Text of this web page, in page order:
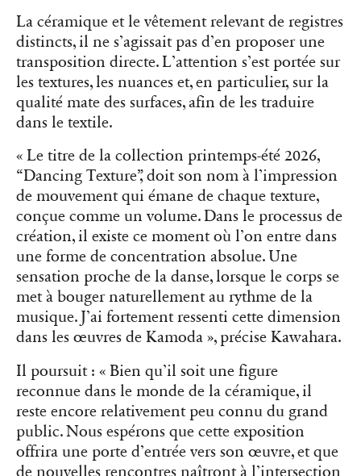
La céramique et le vêtement relevant de registres
distincts, il ne s’agissait pas d’en proposer une
transposition directe. L’attention s’est portée sur
les textures, les nuances et, en particulier, sur la
qualité mate des surfaces, afin de les traduire
dans le textile.
« Le titre de la collection printemps-été 2026,
“Dancing Texture”, doit son nom à l’impression
de mouvement qui émane de chaque texture,
conçue comme un volume. Dans le processus de
création, il existe ce moment où l’on entre dans
une forme de concentration absolue. Une
sensation proche de la danse, lorsque le corps se
met à bouger naturellement au rythme de la
musique. J’ai fortement ressenti cette dimension
dans les œuvres de Kamoda », précise Kawahara.
Il poursuit : « Bien qu’il soit une figure
reconnue dans le monde de la céramique, il
reste encore relativement peu connu du grand
public. Nous espérons que cette exposition
offrira une porte d’entrée vers son œuvre, et que
de nouvelles rencontres naîtront à l’intersection